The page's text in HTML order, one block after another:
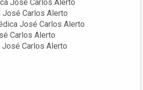
José Carlos Alerto
Carlos Alerto
José Carlos Alerto
Carlos Alerto
Carlos Alerto